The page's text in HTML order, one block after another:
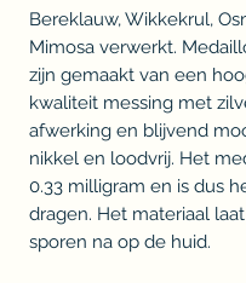
Bereklauw, Wikkekrul,
Mimosa verwerkt.
zijn gemaakt van een
kwaliteit messing met
afwerking en blijvend
nikkel en loodvrij. Het
0.33 milligram en is dus
dragen. Het materiaal
sporen na op de huid.